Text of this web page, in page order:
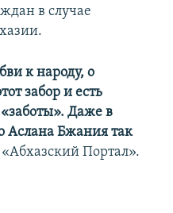
в случае
к народу, о
забор и есть
Даже в
Аслана Бжания так
Портал».